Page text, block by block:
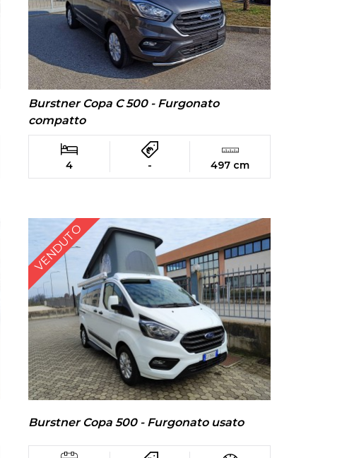
Burstner Copa C 500 - Furgonato
compatto
4 - 497 cm
VENDUTO
Burstner Copa 500 - Furgonato usato